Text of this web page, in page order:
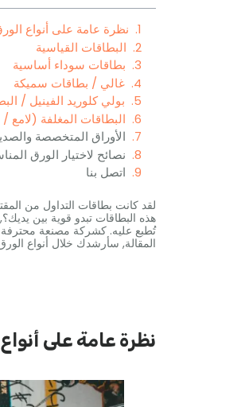
نظرة عامة على أنواع
البطاقات القياسية
بطاقات سوداء أساسية
غالي / بطاقات سميكة
بولي كلوريد الفينيل /
البطاقات المغلفة (لامع
الأوراق المتخصصة
نصائح لاختيار الورق
اتصل بنا
لقد كانت بطاقات التداول من
هذه البطاقات تبدو قوية بين
تُطبع عليه. كشركة مصنعة
المقالة, سأرشدك خلال أنواع
نظرة عامة على